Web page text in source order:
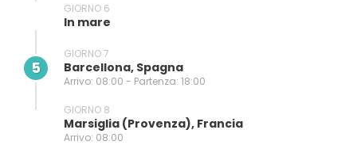
GIORNO 6
In mare
5
GIORNO 7
Barcellona, Spagna
Arrivo: 08:00 - Partenza: 18:00
GIORNO 8
Marsiglia (provenza), Francia
Arrivo: 08:00